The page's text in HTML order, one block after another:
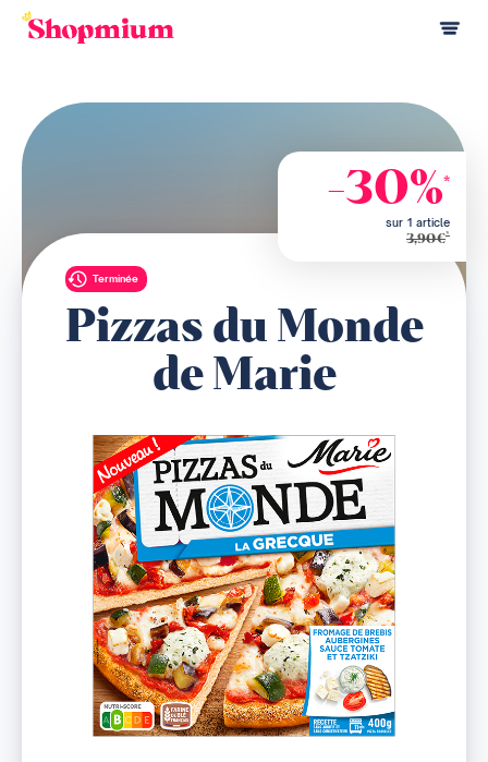
Terminée
Pizzas du Monde
de Marie
-30%*
sur 1 article
3,90€*